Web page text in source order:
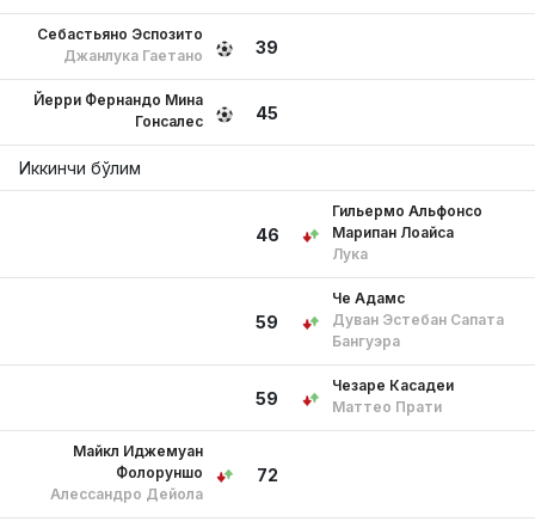
39
Себастьяно Эспозито
Джанлука Гаетано
45
Йерри Фернандо Мина
Гонсалес
Иккинчи бўлим
46
Гильермо Альфонсо
Марипан Лоайса
Лука
59
Че Адамс
Дуван Эстебан Сапата
Бангуэра
59
Чезаре Касадеи
Маттео Прати
72
Майкл Иджемуан
Фолоруншо
Алессандро Дейола